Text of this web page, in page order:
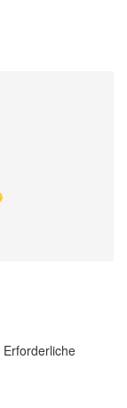
Erforderliche